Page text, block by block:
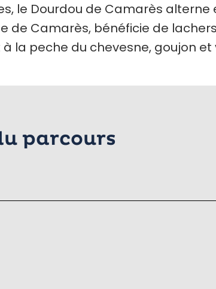
le Dourdou de Camarès
de Camarès, bénéficie de
la peche du chevesne, goujon et
parcours